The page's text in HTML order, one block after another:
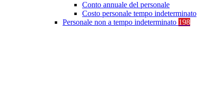
Conto annuale del personale
Costo personale tempo indeterminato
Personale non a tempo indeterminato 198